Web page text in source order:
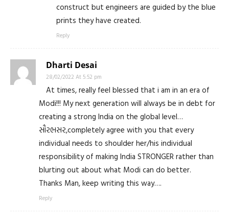
construct but engineers are guided by the blue
prints they have created.
Reply
Dharti Desai
28/02/2022 At 5:52 pm
At times, really feel blessed that i am in an era of
Modi!!! My next generation will always be in debt for
creating a strong India on the global level…
સૌરભસર,completely agree with you that every
individual needs to shoulder her/his individual
responsibility of making India STRONGER rather than
blurting out about what Modi can do better.
Thanks Man, keep writing this way….
Reply